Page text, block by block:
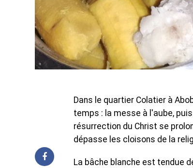
Dans le quartier Colatier à
temps : la messe à l'aube,
résurrection du Christ se
dépasse les cloisons de la
La bâche blanche est tendue